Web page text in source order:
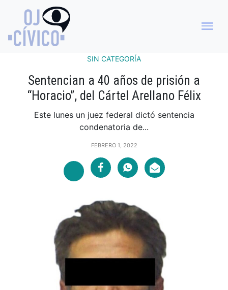
SIN CATEGORÍA
Sentencian a 40 años de prisión a
“Horacio”, del Cártel Arellano Félix
Este lunes un juez federal dictó sentencia
condenatoria de...
FEBRERO 1, 2022